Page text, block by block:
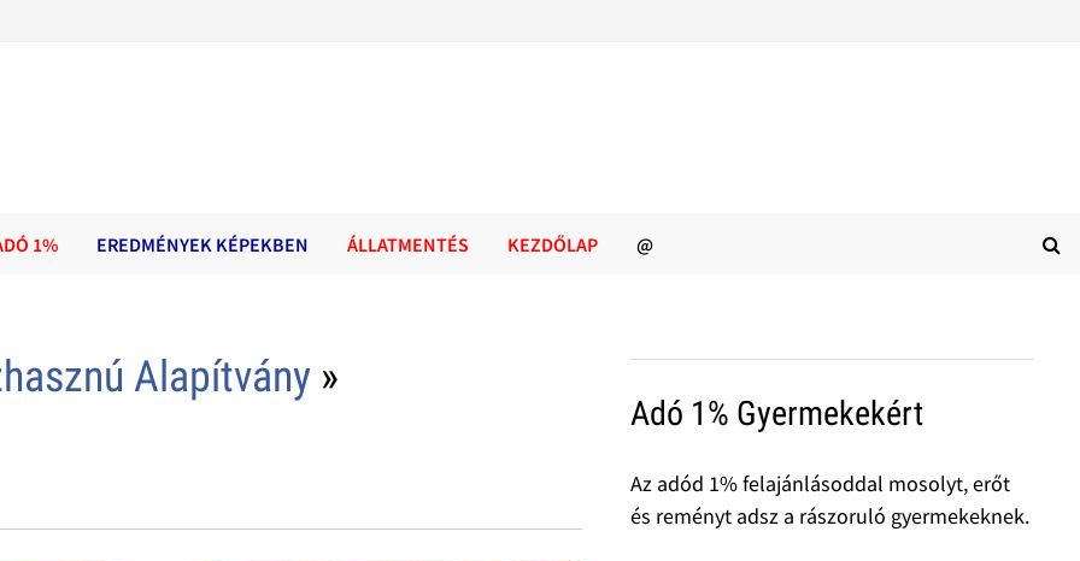
1% EREDMÉNYEK KÉPEKBEN ÁLLATMENTÉS KEZDŐLAP @
Alapítvány »
Adó 1% Gyermekekért
Az adód 1% felajánlásoddal mosolyt, erőt
és reményt adsz a rászoruló gyermekeknek.